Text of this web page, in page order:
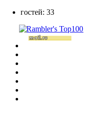
гостей: 33